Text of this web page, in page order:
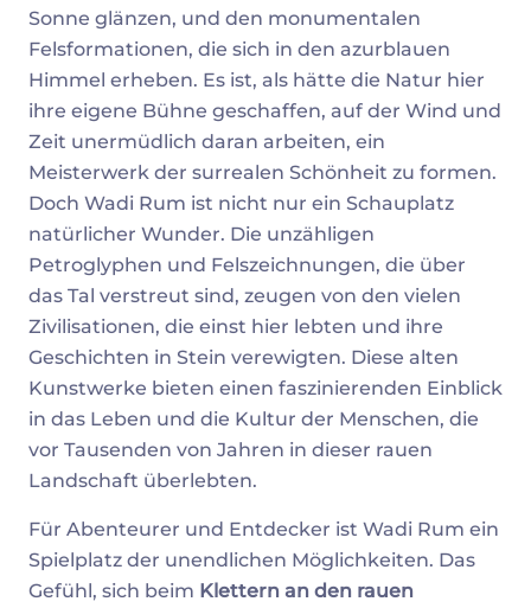
Sonne glänzen, und den monumentalen
Felsformationen, die sich in den azurblauen
Himmel erheben. Es ist, als hätte die Natur hier
ihre eigene Bühne geschaffen, auf der Wind und
Zeit unermüdlich daran arbeiten, ein
Meisterwerk der surrealen Schönheit zu formen.
Doch Wadi Rum ist nicht nur ein Schauplatz
natürlicher Wunder. Die unzähligen
Petroglyphen und Felszeichnungen, die über
das Tal verstreut sind, zeugen von den vielen
Zivilisationen, die einst hier lebten und ihre
Geschichten in Stein verewigten. Diese alten
Kunstwerke bieten einen faszinierenden Einblick
in das Leben und die Kultur der Menschen, die
vor Tausenden von Jahren in dieser rauen
Landschaft überlebten.
Für Abenteurer und Entdecker ist Wadi Rum ein
Spielplatz der unendlichen Möglichkeiten. Das
Gefühl, sich beim Klettern an den rauen